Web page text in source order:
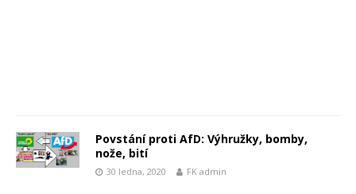
Povstání proti AfD: Výhružky, bomby,
nože, bití
30 ledna, 2020 FK admin